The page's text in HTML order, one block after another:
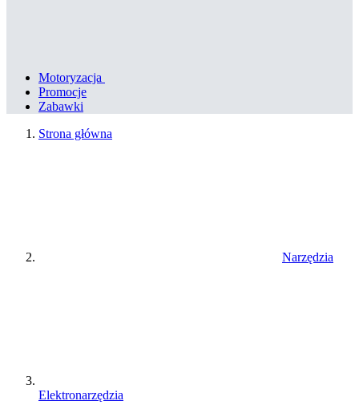
Motoryzacja
Promocje
Zabawki
Strona główna
Narzędzia
Elektronarzędzia